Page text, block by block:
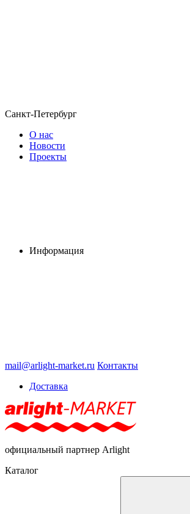
Санкт-Петербург
О нас
Новости
Проекты
Информация
mail@arlight-market.ru Контакты
Доставка
официальный партнер Arlight
Каталог